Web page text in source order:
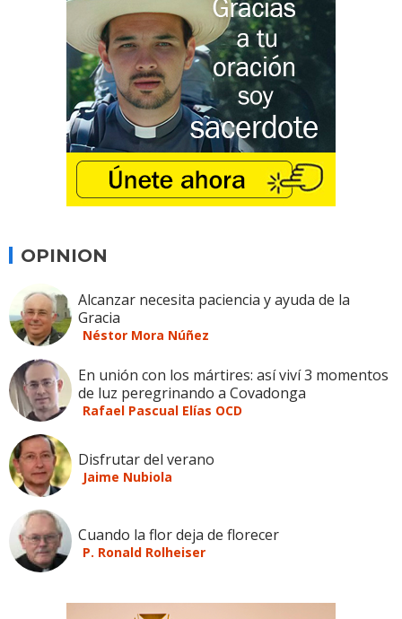
OPINION
Alcanzar necesita paciencia y ayuda de la
Gracia
Néstor Mora Núñez
En unión con los mártires: así viví 3 momentos
de luz peregrinando a Covadonga
Rafael Pascual Elías OCD
Disfrutar del verano
Jaime Nubiola
Cuando la flor deja de florecer
P. Ronald Rolheiser